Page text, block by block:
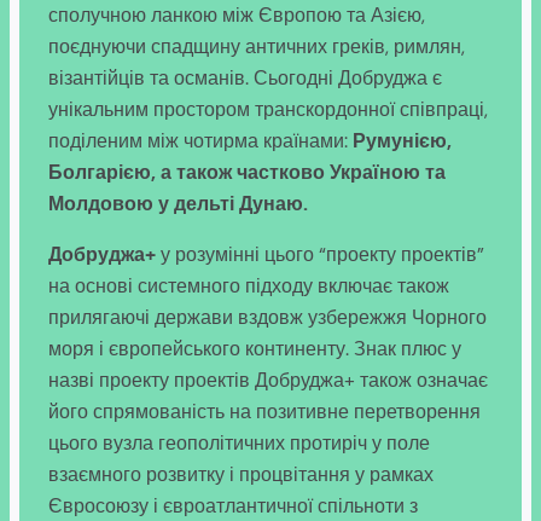
сполучною ланкою між Європою та Азією,
поєднуючи спадщину античних греків, римлян,
візантійців та османів. Сьогодні Добруджа є
унікальним простором транскордонної співпраці,
поділеним між чотирма країнами: Румунією,
Болгарією, а також частково Україною та
Молдовою у дельті Дунаю.
Добруджа+у розумінні цього “проекту проектів”
на основі системного підходу включає також
прилягаючі держави вздовж узбережжя Чорного
моря і європейського континенту. Знак плюс у
назві проекту проектів Добруджа+ також означає
його спрямованість на позитивне перетворення
цього вузла геополітичних протиріч у поле
взаємного розвитку і процвітання у рамках
Євросоюзу і євроатлантичної спільноти з